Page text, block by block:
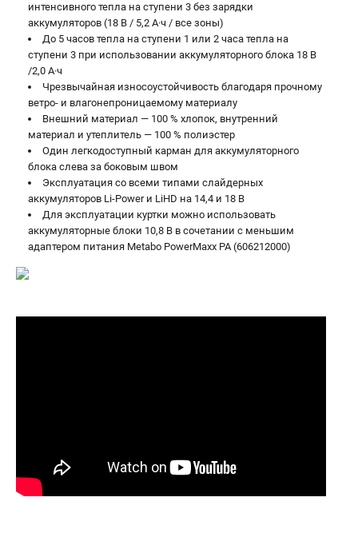
ТЕЛЕФОН (САНКТ-ПЕТЕРБУРГ)
+7 (812) 407-39-48
Информация размещённая на сайте не является публичной
офертой.
8 (812) 318-40-26
8 (800) 550-70-46
Режим работы колл-центра:
пн-пт - с 9:00 до 18:00
сб - с 10:00 до 16:00
вс - выходной
ЗАКАЗ ЗАПЧАСТЕЙ
+7 (911) 360-06-14 | +7 (8112) 59-10-67
zakaz@metabo-market.ru
интенсивного тепла на ступени 3 без зарядки
аккумуляторов (18 В / 5,2 А·ч / все зоны)
До 5 часов тепла на ступени 1 или 2 часа тепла на
ступени 3 при использовании аккумуляторного блока 18 В
/2,0 А·ч
Чрезвычайная износоустойчивость благодаря прочному
ветро- и влагонепроницаемому материалу
Внешний материал — 100 % хлопок, внутренний
материал и утеплитель — 100 % полиэстер
Один легкодоступный карман для аккумуляторного
блока слева за боковым швом
Эксплуатация со всеми типами слайдерных
аккумуляторов Li-Power и LiHD на 14,4 и 18 В
Для эксплуатации куртки можно использовать
аккумуляторные блоки 10,8 В в сочетании с меньшим
адаптером питания Metabo PowerMaxx PA (606212000)